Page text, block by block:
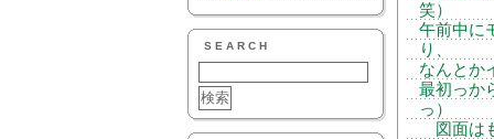
SEARCH
笑）
午前中に
り、
なんとか
最初っか
っ）
図面は